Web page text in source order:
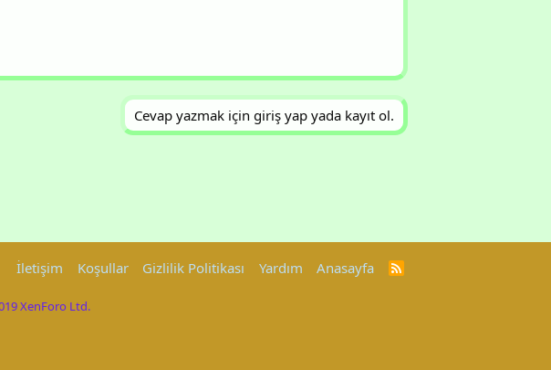
Cevap yazmak için giriş yap yada kayıt ol.
İletişim Koşullar Gizlilik Politikası Yardım Anasayfa
R
XenForo Ltd.